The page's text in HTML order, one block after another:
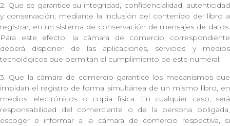
2. Que se garantice su integridad, confidencialidad, autenticidad
y conservación, mediante la inclusión del contenido del libro a
registrar, en un sistema de conservación de mensajes de datos.
Para este efecto, la cámara de comercio correspondiente
deberá disponer de las aplicaciones, servicios y medios
tecnológicos que permitan el cumplimiento de este numeral;
3. Que la cámara de comercio garantice los mecanismos que
impidan el registro de forma simultánea de un mismo libro, en
medios. electrónicos o copia física. En cualquier caso, será
responsabilidad del comerciante o de la persona obligada,
escoger e informar a la cámara de comercio respectiva, si